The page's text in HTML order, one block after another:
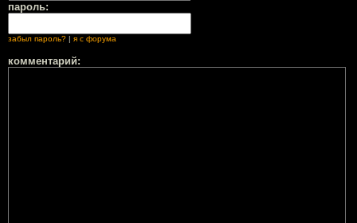
пароль:
забыл пароль? я с форума
комментарий: